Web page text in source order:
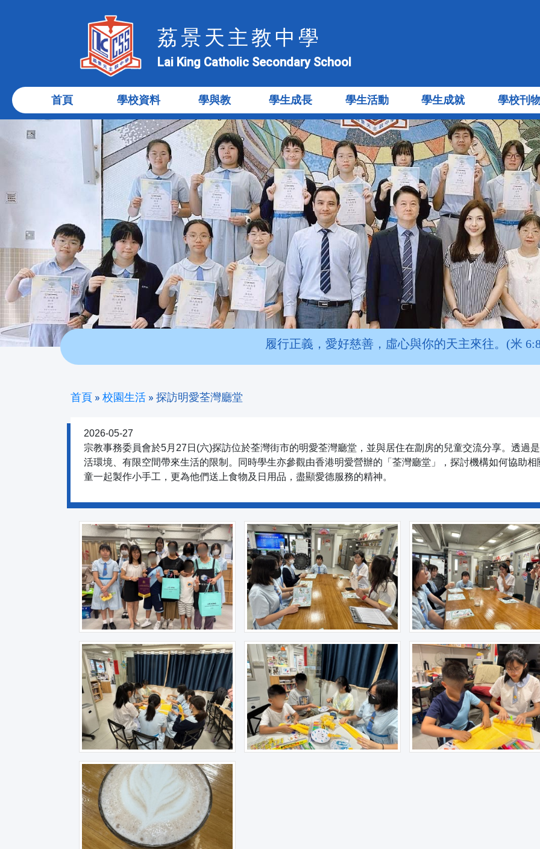
荔景天主教中學
Lai King Catholic Secondary School
首頁 學校資料 學與教 學生成長 學生活動 學生成就 學校刊
履行正義，愛好慈善，虛心與你的天主來往。(米
首頁 » 校園生活 » 探訪明愛荃灣廳堂
2026-05-27
宗教事務委員會於5月27日(六)探訪位於荃灣街市的明愛荃灣廳堂，並與居住在劏房的兒童交流分享。透過
活環境、有限空間帶來生活的限制。同時學生亦參觀由香港明愛營辦的「荃灣廳堂」，探討機構如何協助
童一起製作小手工，更為他們送上食物及日用品，盡顯愛德服務的精神。